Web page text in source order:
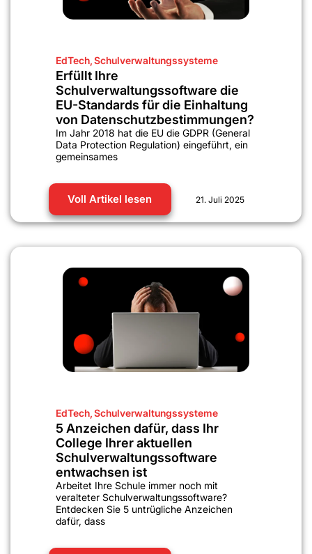
EdTech,Schulverwaltungssysteme
Erfüllt Ihre
Schulverwaltungssoftware die
EU-Standards für die Einhaltung
von Datenschutzbestimmungen?
Im Jahr 2018 hat die EU die GDPR (General
Data Protection Regulation) eingeführt, ein
gemeinsames
Voll Artikel lesen 21. Juli 2025
EdTech,Schulverwaltungssysteme
5 Anzeichen dafür, dass Ihr
College Ihrer aktuellen
Schulverwaltungssoftware
entwachsen ist
Arbeitet Ihre Schule immer noch mit
veralteter Schulverwaltungssoftware?
Entdecken Sie 5 untrügliche Anzeichen
dafür, dass